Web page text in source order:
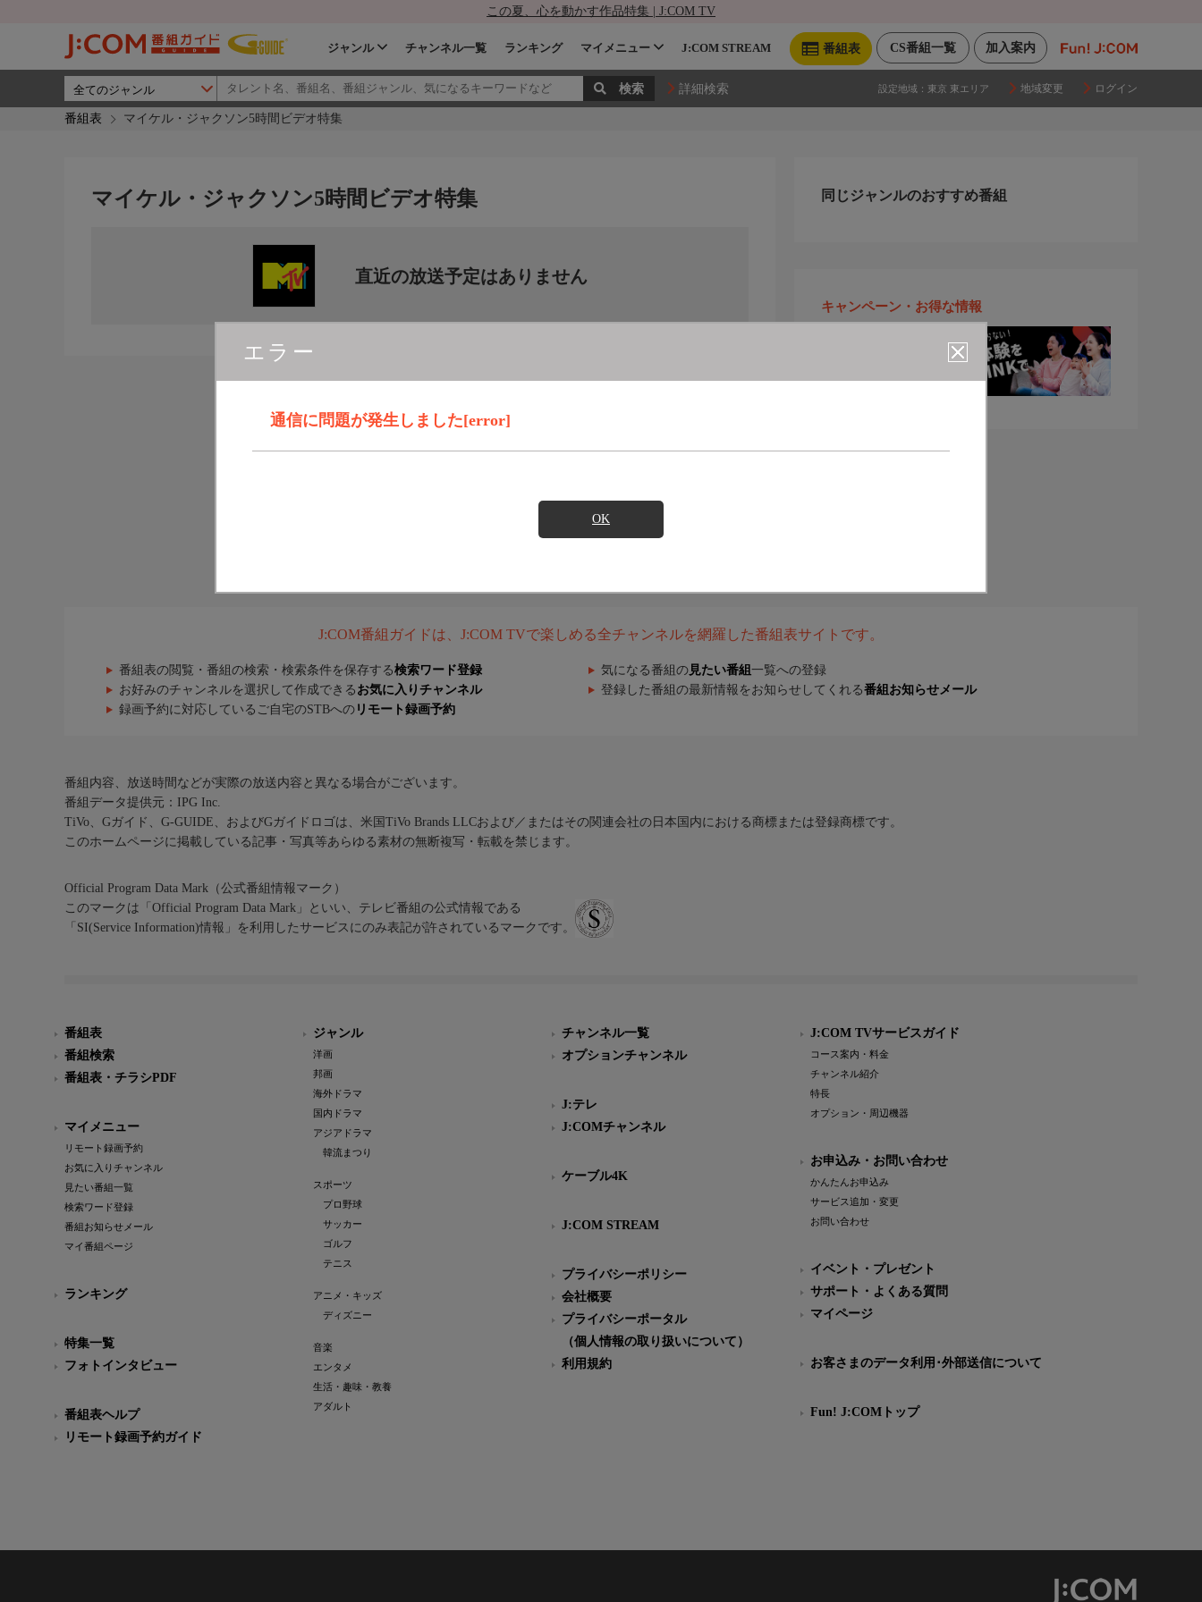
この夏、心を動かす作品特集 | J:COM TV
加入案内
CS番組一覧
番組表
ジャンル チャンネル一覧 ランキング マイメニュー J:COM STREAM
詳細検索 設定地域： 東京 東エリア 地域変更 ログイン
番組表 マイケル・ジャクソン5時間ビデオ特集
エラー
通信に問題が発生しました[error]
OK
マイケル・ジャクソン5時間ビデオ特集
直近の放送予定はありません
同じジャンルのおすすめ番組
キャンペーン・お得な情報
J:COM番組ガイドは、J:COM TVで楽しめる全チャンネルを網羅した番組表サイトです。
番組表の閲覧・番組の検索・検索条件を保存する検索ワード登録 気になる番組の 見たい番組 一覧への登録
お好みのチャンネルを選択して作成できる お気に入りチャンネル 登録した番組の最新情報をお知らせしてくれる番組お知らせメール
録画予約に対応しているご自宅のSTBへの リモート録画予約
番組内容、放送時間などが実際の放送内容と異なる場合がございます。
番組データ提供元：IPG Inc.
TiVo、Gガイド、G-GUIDE、およびGガイドロゴは、米国TiVo Brands LLCおよび／またはその関連会社の日本国内における商標または登録商標です。
このホームページに掲載している記事・写真等あらゆる素材の無断複写・転載を禁じます。
Official Program Data Mark（公式番組情報マーク）
このマークは「Official Program Data Mark」といい、テレビ番組の公式情報である
「SI(Service Information)情報」を利用したサービスにのみ表記が許されているマークです。
番組表
番組検索
番組表・チラシPDF
マイメニュー
リモート録画予約
お気に入りチャンネル
見たい番組一覧
検索ワード登録
番組お知らせメール
マイ番組ページ
ランキング
特集一覧
フォトインタビュー
番組表ヘルプ
リモート録画予約ガイド
ジャンル
洋画
邦画
海外ドラマ
国内ドラマ
アジアドラマ
韓流まつり
スポーツ
プロ野球
サッカー
ゴルフ
テニス
アニメ・キッズ
ディズニー
音楽
エンタメ
生活・趣味・教養
アダルト
チャンネル一覧
オプションチャンネル
J:テレ
J:COMチャンネル
ケーブル4K
J:COM STREAM
プライバシーポリシー
会社概要
プライバシーポータル
（個人情報の取り扱いについて）
利用規約
J:COM TVサービスガイド
コース案内・料金
チャンネル紹介
特長
オプション・周辺機器
お申込み・お問い合わせ
かんたんお申込み
サービス追加・変更
お問い合わせ
イベント・プレゼント
サポート・よくある質問
マイページ
お客さまのデータ利用･外部送信について
Fun! J:COMトップ